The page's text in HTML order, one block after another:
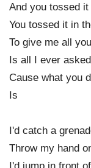
And you tossed
You tossed it in
To give me all
Is all I ever asked
Cause what you
Is
I'd catch a
Throw my hand
I'd jump in front